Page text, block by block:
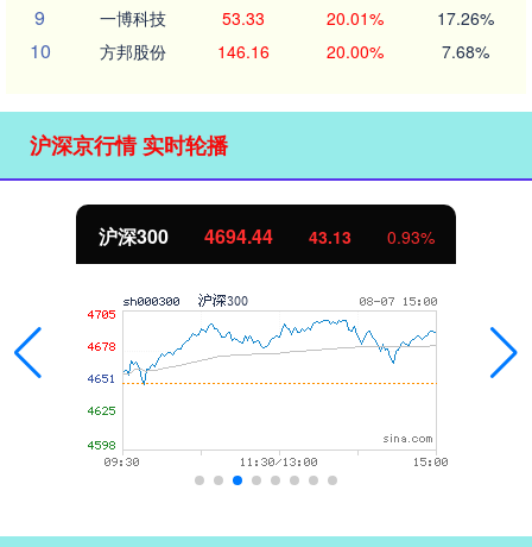
9 一博科技 53.33 20.01% 17.26%
10 方邦股份 146.16 20.00% 7.68%
沪深京行情 实时轮播
沪深300 4694.44 43.13 0.93%